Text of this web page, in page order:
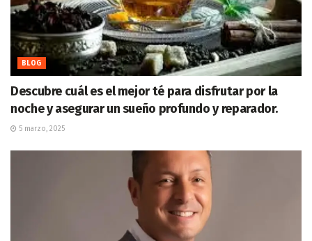
BLOG
Descubre cuál es el mejor té para disfrutar por la
noche y asegurar un sueño profundo y reparador.
5 marzo, 2025